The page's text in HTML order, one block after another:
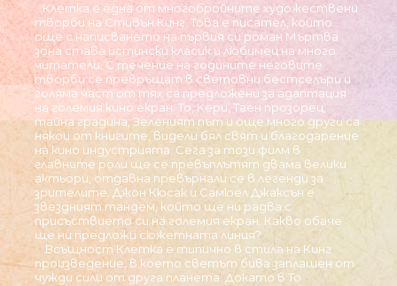
Клетка е една от многобройните художествени
творби на Стивън Кинг. Това е писател, който
още с написването на първия си роман Мъртва
зона става истински класик и любимец на много
читатели. С течение на годините неговите
творби се превръщат в световни бестселъри и
голяма част от тях са предложени за адаптация
на големия кино екран. То, Кери, Таен прозорец,
тайна градина, Зеленият път и още много други са
някои от книгите, видели бял свят и благодарение
на кино индустрията. Сега за този филм в
главните роли ще се превъплътят двама велики
актьори, отдавна превърнали се в легенди за
зрителите. Джон Кюсак и Самюел Джаксън е
звездният тандем, който ще ни радва с
присъствието си на големия екран. Какво обаче
ще ни предложи сюжетната линия?
Всъщност Клетка е типично в стила на Кинг
произведение, в което светът бива заплашен от
чужди сили от друга планета. Докато в То